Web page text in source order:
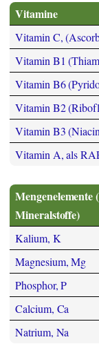
Vitamine
Vitamin C,
Vitamin B1
Vitamin B6
Vitamin B2
Vitamin B3
Vitamin A, als
Mineralstoffe)
Kalium, K
Magnesium, Mg
Phosphor, P
Calcium, Ca
Natrium, Na